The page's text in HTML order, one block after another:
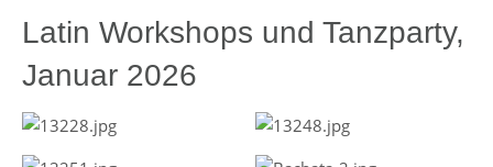
Latin Workshops und Tanzparty,
Januar 2026